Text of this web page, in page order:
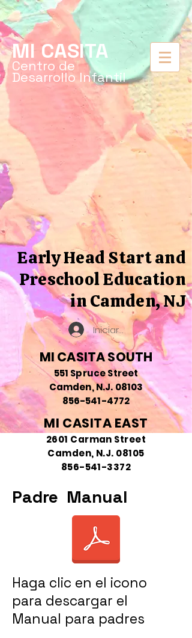
MI CASITA
Centro de
Desarrollo Infantil
Early Head Start and
Preschool Education
in Camden, NJ
Iniciar sesión
MI CASITA SOUTH
551 Spruce Street
Camden, N.J. 08103
856-541-4772
MI CASITA EAST
2601 Carman Street
Camden, N.J. 08105
856-541-3372
Padre Manual
Haga clic en el icono
para descargar el
Manual para padres